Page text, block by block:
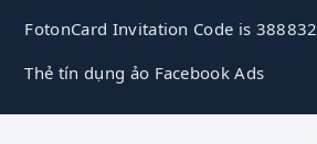
FotonCard Invitation Code is 388832
Thẻ tín dụng ảo Facebook Ads